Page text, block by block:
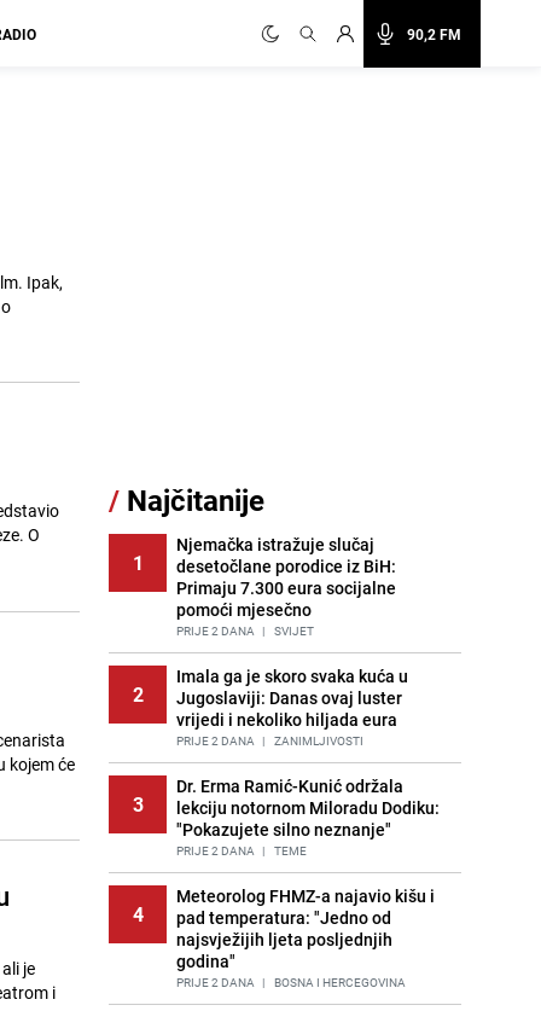
90,2 FM
Ipak,
O
kojem će
je
i
/ Najčitanije
1
Njemačka istražuje slučaj
desetočlane porodice iz BiH:
Primaju 7.300 eura socijalne
pomoći mjesečno
PRIJE 2 DANA | SVIJET
2
Imala ga je skoro svaka kuća u
Jugoslaviji: Danas ovaj luster
vrijedi i nekoliko hiljada eura
PRIJE 2 DANA | ZANIMLJIVOSTI
3
Dr. Erma Ramić-Kunić održala
lekciju notornom Miloradu Dodiku:
"Pokazujete silno neznanje"
PRIJE 2 DANA | TEME
4
Meteorolog FHMZ-a najavio kišu i
pad temperatura: "Jedno od
najsvježijih ljeta posljednjih
godina"
PRIJE 2 DANA | BOSNA I HERCEGOVINA